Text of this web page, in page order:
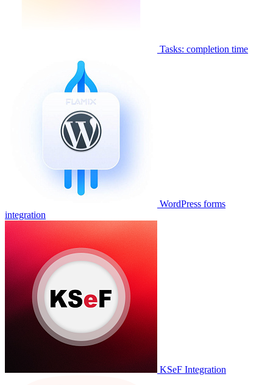
Tasks: completion time
WordPress forms
integration
KSeF Integration